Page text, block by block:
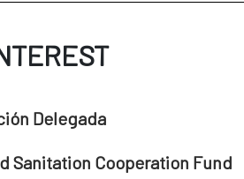
Delegada
Sanitation Cooperation Fund